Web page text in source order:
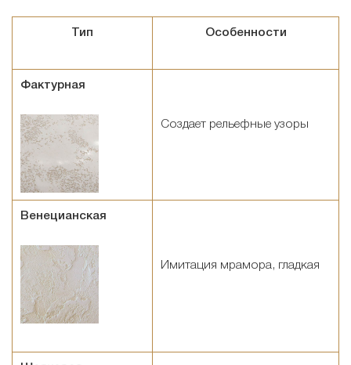
Тип Особенности
Фактурная
Создает рельефные узоры
Венецианская
Имитация мрамора, гладкая